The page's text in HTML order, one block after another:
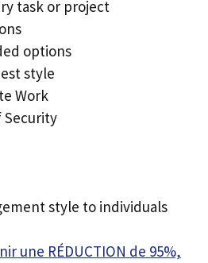
task or project
options
style
Work
Security
style to individuals
une RÉDUCTION de 95%,